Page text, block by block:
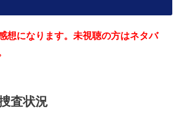
想になります。未視聴の方はネタバ
査状況